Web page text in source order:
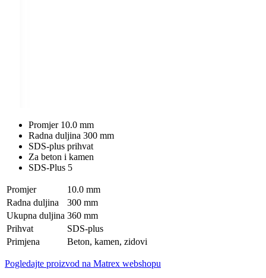
Promjer 10.0 mm
Radna duljina 300 mm
SDS-plus prihvat
Za beton i kamen
SDS-Plus 5
Promjer
10.0 mm
Radna duljina
300 mm
Ukupna duljina 360 mm
Prihvat
SDS-plus
Primjena
Beton, kamen, zidovi
Pogledajte proizvod na Matrex webshopu